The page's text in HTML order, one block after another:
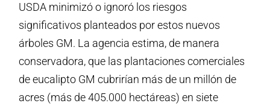
USDA minimizó o ignoró los riesgos
significativos planteados por estos nuevos
árboles GM. La agencia estima, de manera
conservadora, que las plantaciones comerciales
de eucalipto GM cubrirían más de un millón de
acres (más de 405.000 hectáreas) en siete